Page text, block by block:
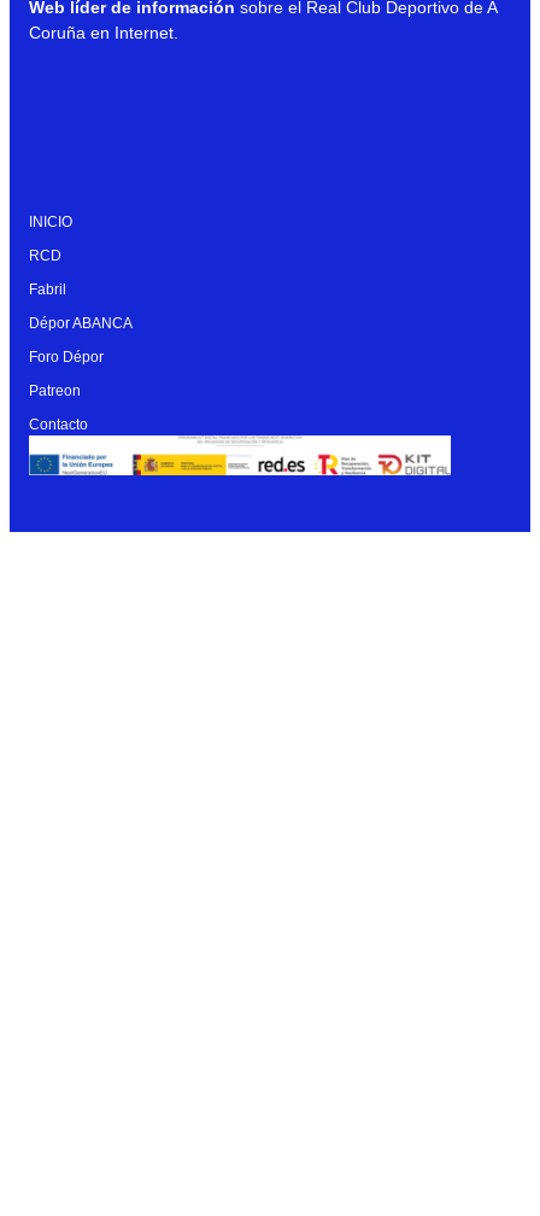
Web líder de información sobre el Real Club Deportivo de A
Coruña en Internet.
INICIO
RCD
Fabril
Dépor ABANCA
Foro Dépor
Patreon
Contacto